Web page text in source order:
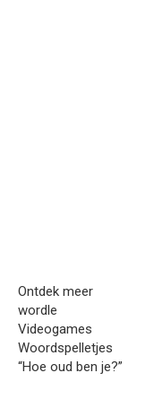
Ontdek meer
wordle
Videogames
Woordspelletjes
“Hoe oud ben je?”